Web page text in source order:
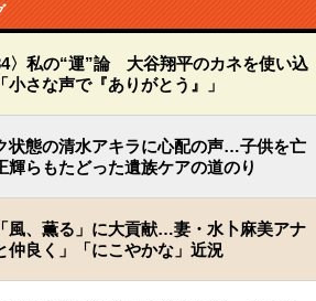
〉私の“運”論 大谷翔平のカネを使い込
小さな声で『ありがとう』」
状態の清水アキラに心配の声…子供を亡
輝らもたどった遺族ケアの道のり
風、薫る」に大貢献…妻・水卜麻美アナ
仲良く」「にこやかな」近況